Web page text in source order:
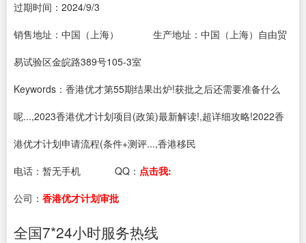
过期时间： 2024/9/3
销售地址：中国（上海）
生产地址：中国（上海）自由贸
易试验区金皖路389号105-3室
Keywords：香港优才第55期结果出炉!获批之后还需要准备什么
呢...,2023香港优才计划项目(政策)最新解读!,超详细攻略!2022香
港优才计划申请流程(条件+测评...,香港移民
电话： 暂无手机 QQ： 点击我:
公司： 香港优才计划审批
全国7*24小时服务热线